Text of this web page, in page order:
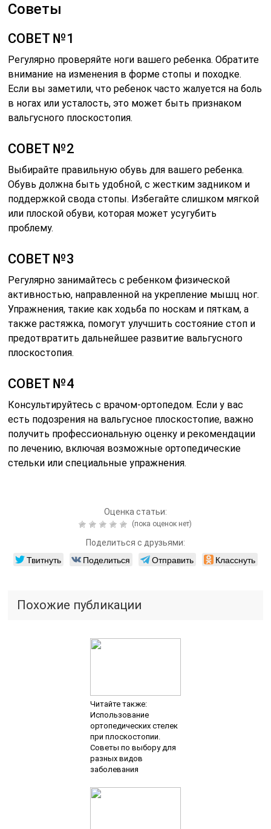
Советы
СОВЕТ №1
Регулярно проверяйте ноги вашего ребенка. Обратите
внимание на изменения в форме стопы и походке.
Если вы заметили, что ребенок часто жалуется на боль
в ногах или усталость, это может быть признаком
вальгусного плоскостопия.
СОВЕТ №2
Выбирайте правильную обувь для вашего ребенка.
Обувь должна быть удобной, с жестким задником и
поддержкой свода стопы. Избегайте слишком мягкой
или плоской обуви, которая может усугубить
проблему.
СОВЕТ №3
Регулярно занимайтесь с ребенком физической
активностью, направленной на укрепление мышц ног.
Упражнения, такие как ходьба по носкам и пяткам, а
также растяжка, помогут улучшить состояние стоп и
предотвратить дальнейшее развитие вальгусного
плоскостопия.
СОВЕТ №4
Консультируйтесь с врачом-ортопедом. Если у вас
есть подозрения на вальгусное плоскостопие, важно
получить профессиональную оценку и рекомендации
по лечению, включая возможные ортопедические
стельки или специальные упражнения.
Оценка статьи:
(пока оценок нет)
Поделиться с друзьями:
Твитнуть Поделиться Отправить Класснуть
Похожие публикации
Читайте также:
Использование
ортопедических стелек
при плоскостопии.
Советы по выбору для
разных видов
заболевания